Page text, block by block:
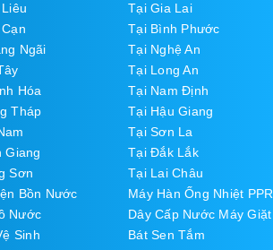
Tại Gia Lai
Tại Bình Phước
Ngãi Tại Nghệ An
Tại Long An
Hóa Tại Nam Định
Tháp Tại Hậu Giang
Tại Sơn La
Giang Tại Đắk Lắk
Sơn Tại Lai Châu
Bồn Nước Máy Hàn Ống Nhiệt PPR
Nước Dây Cấp Nước Máy Giặt
Sinh Bát Sen Tắm